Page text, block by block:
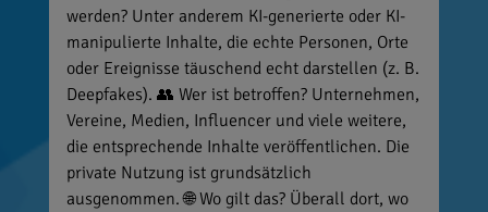
werden? Unter anderem KI-generierte oder KI-
manipulierte Inhalte, die echte Personen, Orte
oder Ereignisse täuschend echt darstellen (z. B.
Deepfakes). 👥 Wer ist betroffen? Unternehmen,
Vereine, Medien, Influencer und viele weitere,
die entsprechende Inhalte veröffentlichen. Die
private Nutzung ist grundsätzlich
ausgenommen. 🌐 Wo gilt das? Überall dort, wo